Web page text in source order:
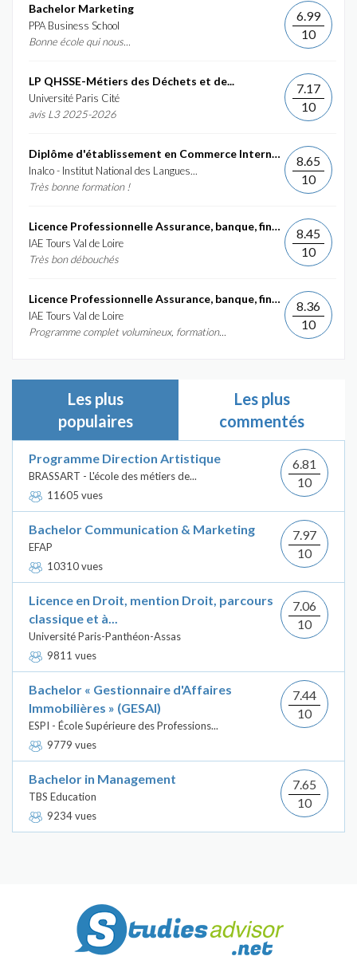
Bachelor Marketing
PPA Business School
Bonne école qui nous...
6.99
10
LP QHSSE-Métiers des Déchets et de...
Université Paris Cité
avis L3 2025-2026
7.17
10
Diplôme d'établissement en Commerce International et...
Inalco - Institut National des Langues...
Très bonne formation !
8.65
10
Licence Professionnelle Assurance, banque, finance :...
IAE Tours Val de Loire
Très bon débouchés
8.45
10
Licence Professionnelle Assurance, banque, finance :...
IAE Tours Val de Loire
Programme complet volumineux, formation...
8.36
10
Les plus
populaires
Les plus
commentés
Programme Direction Artistique
BRASSART - L'école des métiers de...
11605 vues
6.81
10
Bachelor Communication & Marketing
EFAP
10310 vues
7.97
10
Licence en Droit, mention Droit, parcours
classique et à...
Université Paris-Panthéon-Assas
9811 vues
7.06
10
Bachelor « Gestionnaire d'Affaires
Immobilières » (GESAI)
ESPI - École Supérieure des Professions...
9779 vues
7.44
10
Bachelor in Management
TBS Education
9234 vues
7.65
10